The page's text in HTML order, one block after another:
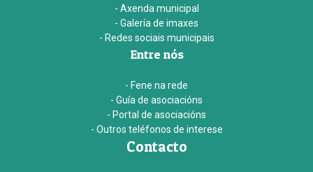
- Axenda municipal
- Galería de imaxes
- Redes sociais municipais
Entre nós
- Fene na rede
- Guía de asociacións
- Portal de asociacións
- Outros teléfonos de interese
Contacto